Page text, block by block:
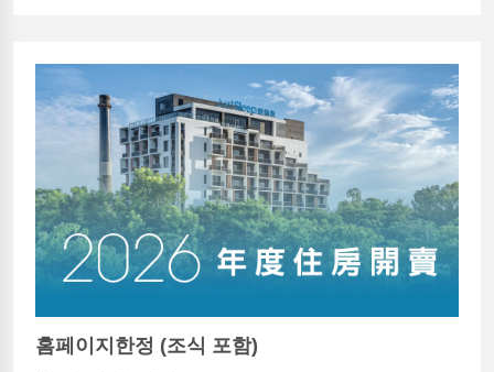
홈페이지한정 (조식 포함)